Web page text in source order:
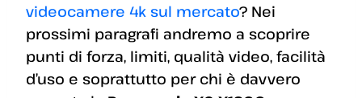
videocamere 4k sul mercato? Nei
prossimi paragrafi andremo a scoprire
punti di forza, limiti, qualità video, facilità
d’uso e soprattutto per chi è davvero